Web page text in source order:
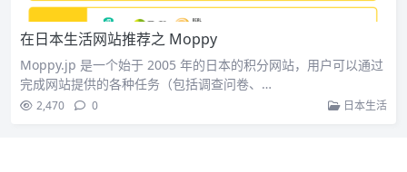
在日本生活网站推荐之 Moppy
Moppy.jp 是一个始于 2005 年的日本的积分网站，用户可以通过
完成网站提供的各种任务（包括调查问卷、…
2,470 0 日本生活